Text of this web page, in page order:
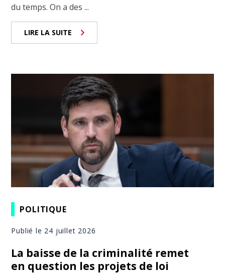
du temps. On a des ...
LIRE LA SUITE
POLITIQUE
Publié le 24 juillet 2026
La baisse de la criminalité remet
en question les projets de loi